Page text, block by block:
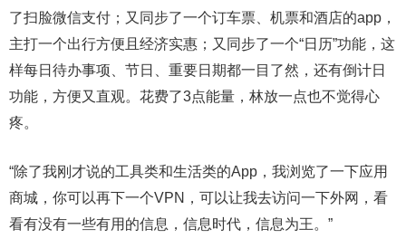
了扫脸微信支付；又同步了一个订车票、机票和酒店的app，
主打一个出行方便且经济实惠；又同步了一个“日历”功能，这
样每日待办事项、节日、重要日期都一目了然，还有倒计日
功能，方便又直观。花费了3点能量，林放一点也不觉得心
疼。
“除了我刚才说的工具类和生活类的App，我浏览了一下应用
商城，你可以再下一个VPN，可以让我去访问一下外网，看
看有没有一些有用的信息，信息时代，信息为王。”